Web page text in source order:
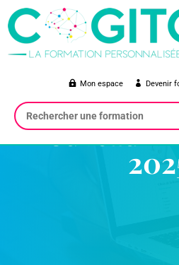
Mon espace Devenir
nouveaux